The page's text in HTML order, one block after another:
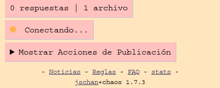
0 respuestas 1 archivo
Conectando...
Mostrar Acciones de Publicación
- Noticias - Reglas - FAQ - stats -
jschan+chaos 1.7.3